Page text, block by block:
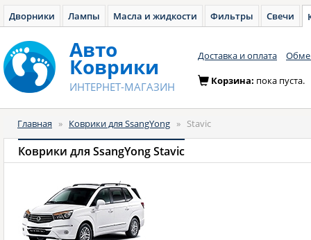
Дворники Лампы Масла и жидкости Фильтры Свечи
Авто
Коврики
ИНТЕРНЕТ-МАГАЗИН
Доставка и оплата
Корзина: пока пуста.
Главная » Коврики для SsangYong » Stavic
Коврики для SsangYong Stavic